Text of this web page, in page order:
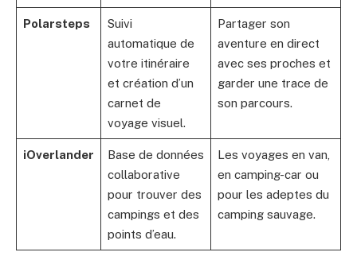
Polarsteps
Suivi
automatique de
votre itinéraire
et création d’un
carnet de
voyage visuel.
Partager son
aventure en direct
avec ses proches et
garder une trace de
son parcours.
iOverlander
Base de données
collaborative
pour trouver des
campings et des
points d’eau.
Les voyages en van,
en camping-car ou
pour les adeptes du
camping sauvage.